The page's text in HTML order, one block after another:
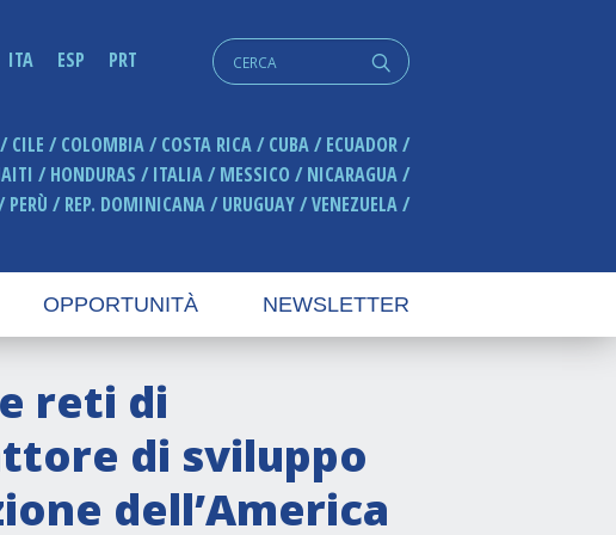
ITA ESP PRT q
Cerca:
CILE COLOMBIA COSTA RICA CUBA
ECUADOR
HONDURAS ITALIA MESSICO
NICARAGUA
PERÙ REP. DOMINICANA URUGUAY VENEZUELA
OPPORTUNITÀ NEWSLETTER
reti di
di sviluppo
dell’America